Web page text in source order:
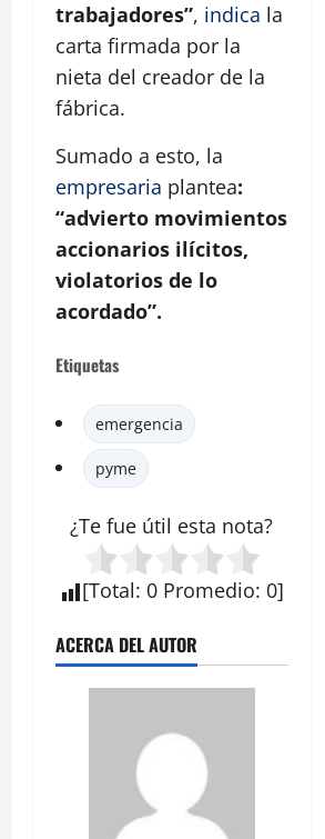
trabajadores”, indica la
carta firmada por la
nieta del creador de la
fábrica.
Sumado a esto, la
empresaria plantea:
“advierto movimientos
accionarios ilícitos,
violatorios de lo
acordado”.
Etiquetas
emergencia
pyme
¿Te fue útil esta nota?
[Total: 0 Promedio: 0]
ACERCA DEL AUTOR